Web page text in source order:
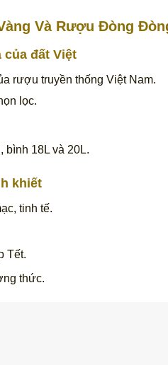
Và Rượu Đòng
của đất Việt
rượu truyền thống Việt Nam.
lọc.
bình 18L và 20L.
khiết
tinh tế.
Tết.
thức.